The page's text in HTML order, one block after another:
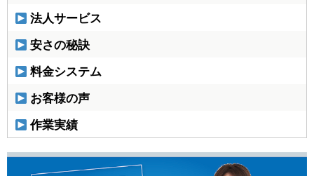
法人サービス
安さの秘訣
料金システム
お客様の声
作業実績